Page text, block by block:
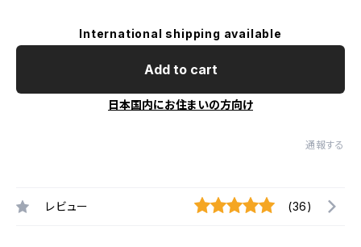
International shipping available
Add to cart
日本国内にお住まいの方向け
通報する
レビュー (36)